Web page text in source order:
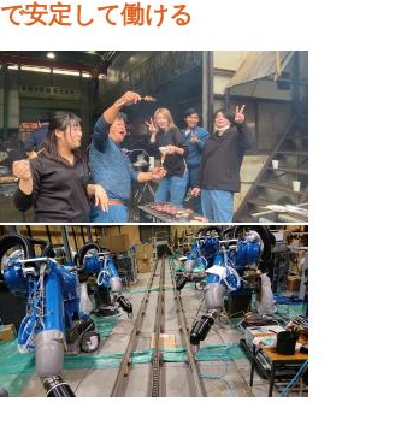
安定して働ける